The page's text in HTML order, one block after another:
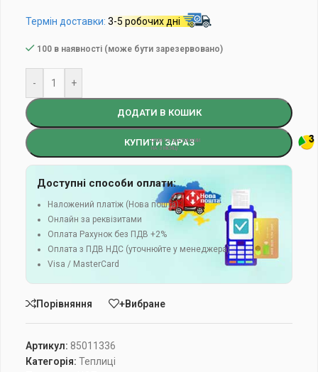
Термін доставки: 3-5 робочих дні
100 в наявності (може бути зарезервовано)
- +
ДОДАТИ В КОШИК
КУПИТИ ЗАРАЗ
Доступні способи оплати:
Наложений платіж (Нова пошта)
Онлайн за реквізитами
Оплата Рахунок без ПДВ +2%
Оплата з ПДВ НДС (уточнюйте у менеджера)
Visa / MasterCard
Порівняння +Вибране
Артикул: 85011336
Категорія: Теплиці